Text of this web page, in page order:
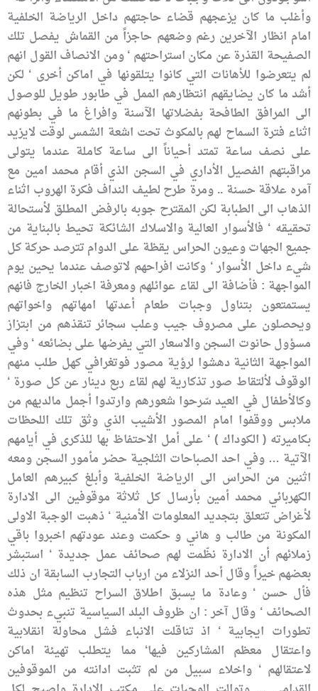
وأغلب ما كان يزعجهم قضاء حاجتهم داخل الرياضة الخلفية
امام انظار الآخرين رغم وضعهم حاجزاً من القماش يفصل تلك
الصفيحة القذرة عن مكان استراحتهم ‘ ومن الانصاف القول انهم
لم يتعرضوا للأهانات التي كانوا يتلقونها في اماكن أخرى ‘ لكن
أشد ما كان يضايقهم انتظارهم الممل في طابور طويل للوصول
الى المرافق الطافحة بفضلاتها الآسنة وافراغ ما في بطونهم
اثناء فترة السماح لهم بالمكوث تحت اشعة الشمس لوقت لايزيد
على نصف ساعة تمتد أحياناً الى ساعة كاملة عندما يتولى
مراقبتهم الفصيل الأداري في السجن الذي أقام محمد امين مع
آمره علاقة حسنة .. ومرة طرح لطيف النداف فكرة الهروب اثناء
الذهاب الى الطبابة لكن المقترح جوبه بالرفض المطلق لأستحالة
تحقيقه ‘ فالأسوار العالية والاسلاك الشائكة تحيط بالبناية من
جميع الجهات وعيون الحراس يقظة على الدوام تترصد حركة كل
شيء داخل الأسوار ‘ وكانت افراحهم لاتوصف عندما يحين يوم
المواجهة : فأضافة الى لقاء عوائلهم ومعرفة اخبار الخارج فانهم
يستمتعون بتناول وجبات طعام أعدتها امهاتهم واخواتهم
ويحصلون على مصروف جيب وعلب سجائر تنقذهم من ابتزاز
مسؤول حانوت السجن والاسعار التي يفرضها على بضائعه ‘ وفي
المواجهة الثانية دهشوا لرؤية مصور فوتغرافي كهل طلب منهم
الوقوف لألتقاط صور تذكارية لهم لقاء ربع دينار عن كل صورة ‘
وكالأطفال في العيد سّرحوا شعورهم وارتدوا أجمل مالديهم من
ملابس ووقفوا امام المصور الأشيب الذي وثق تلك اللحظات
بكاميرته ( الكوداك ) ‘ على أمل الاحتفاظ بها للذكرى في أيامهم
الآتية … وفي احد الصباحات الثلجية حضر مأمور السجن ومعه
اثنين من الحراس الى الرياضة الخلفية وأبلغ كبيرهم العامل
الكهربائي محمد أمين بأرسال كل ثلاثة موقوفين الى الادارة
لأغراض تتعلق بتجديد المعلومات الأمنية ‘ ذهبت الوجبة الاولى
المكونة من طالب و هاني و حكمت وعند عودتهم اخبروا باقي
زملائهم أن الادارة نظّمت لهم صحائف عمل جديدة ‘ استبشر
بعضهم خيراً وقال أحد النزلاء من ارباب التجارب السابقة ان ذلك
فأل حسن ‘ وعادة ما يسبق اطلاق السراح تنظيم مثل هذه
الصحائف ‘ وقال آخر : ان ظروف البلد السياسية تنبيء بحدوث
تطورات ايجابية ‘ اذ تناقلت الانباء فشل محاولة انقلابية
واعتقال معظم المشاركين فيها‘ مما يتطلب تهيئة اماكن
لاعتقالهم ‘ واخلاء سبيل من لم تثبت ادانته من الموقوفين